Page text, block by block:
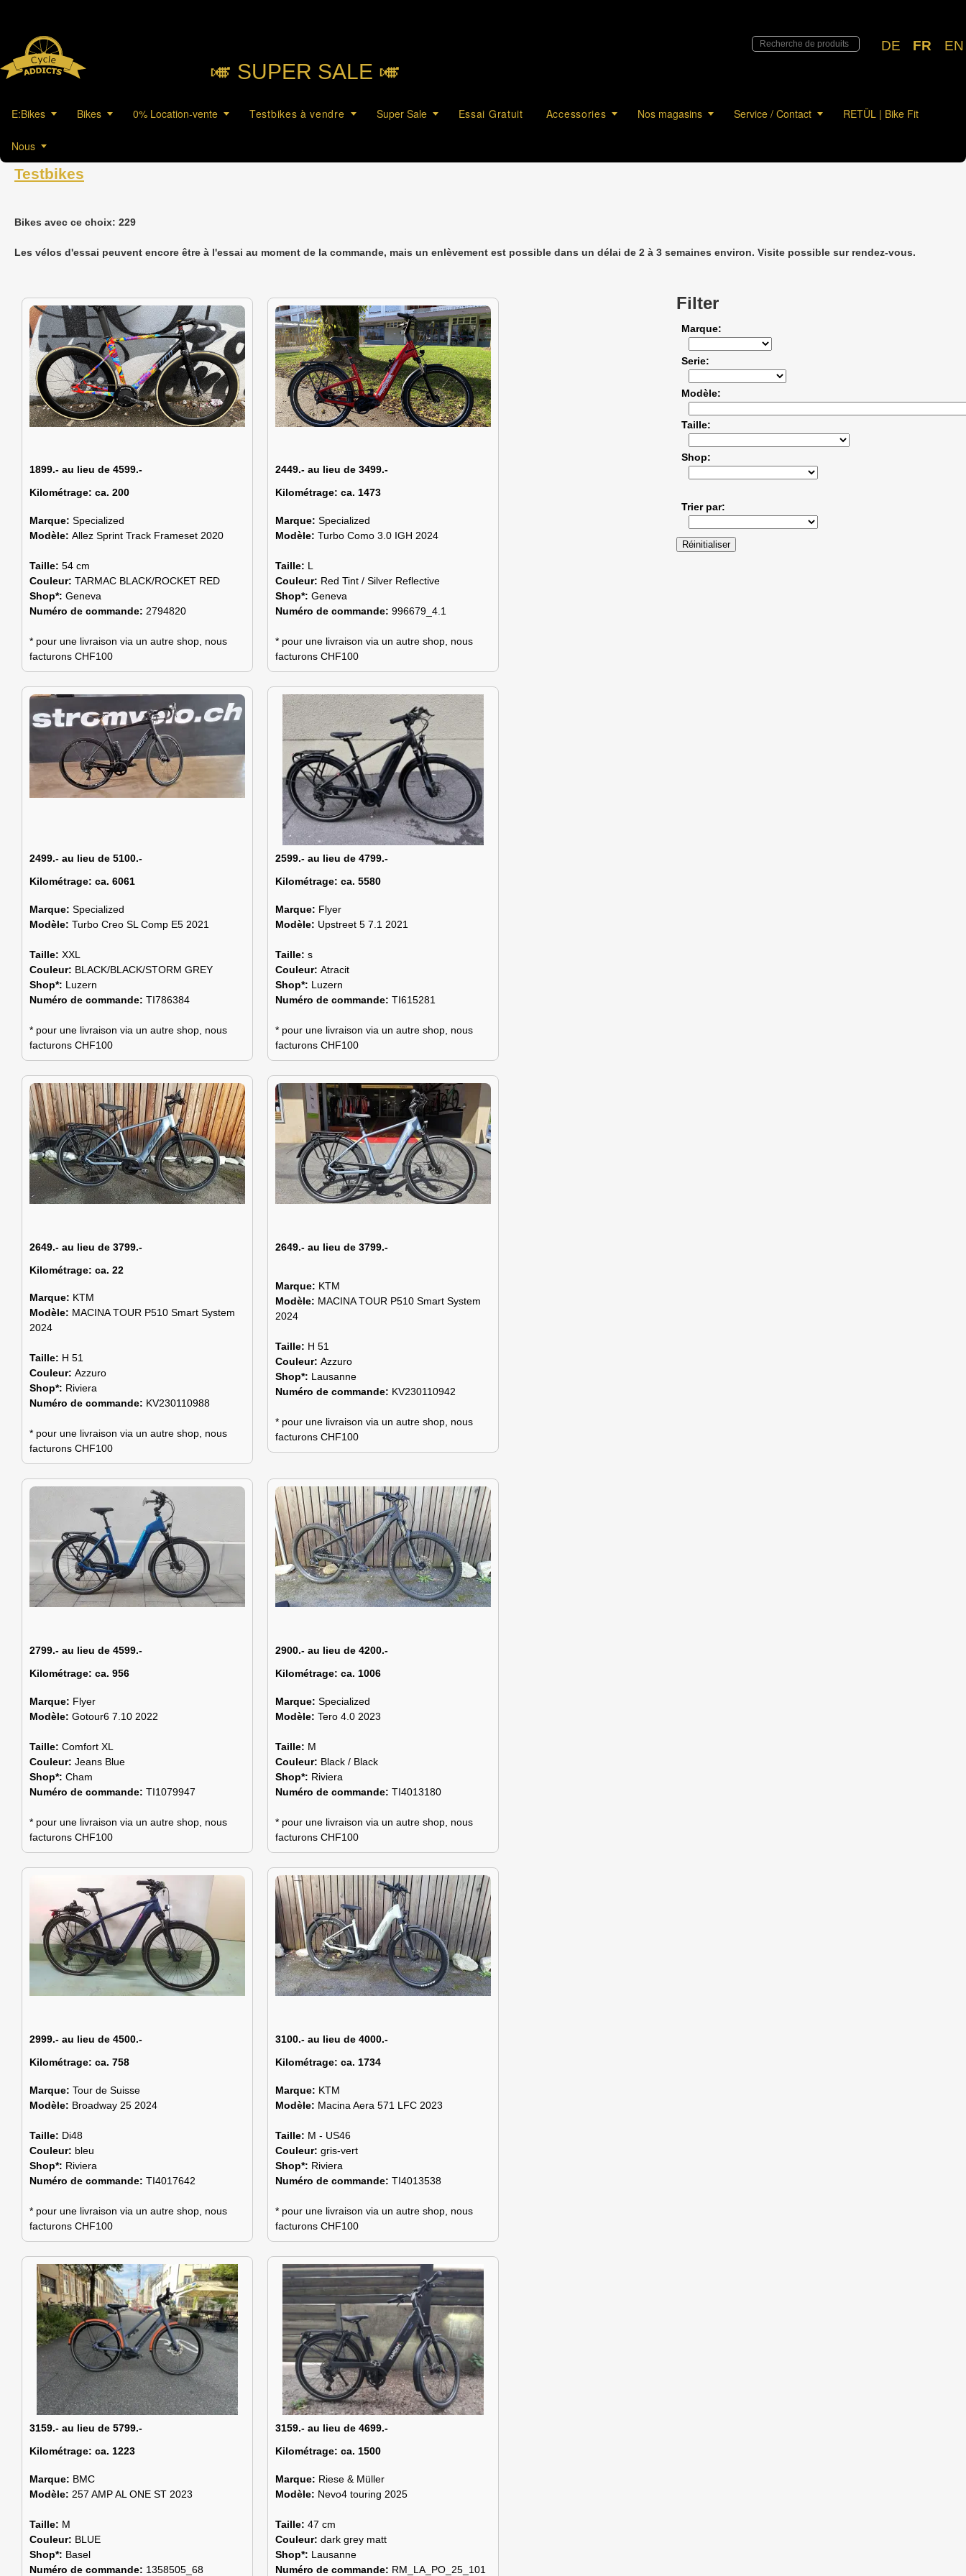
DE FR EN
🎺︎ SUPER SALE 🎺︎
E:Bikes Bikes 0% Location-vente Testbikes à vendre Super Sale Essai Gratuit Accessories Nos magasins Service / Contact RETÜL | Bike Fit
Nous
Testbikes
Bikes avec ce choix: 229
Les vélos d'essai peuvent encore être à l'essai au moment de la commande, mais un enlèvement est possible dans un délai de 2 à 3 semaines environ. Visite possible sur rendez-vous.
1899.- au lieu de 4599.-
Kilométrage: ca. 200
Marque: Specialized
Modèle: Allez Sprint Track Frameset 2020
Taille: 54 cm
Couleur: TARMAC BLACK/ROCKET RED
Shop*: Geneva
Numéro de commande: 2794820
* pour une livraison via un autre shop, nous
facturons CHF100
2449.- au lieu de 3499.-
Kilométrage: ca. 1473
Marque: Specialized
Modèle: Turbo Como 3.0 IGH 2024
Taille: L
Couleur: Red Tint / Silver Reflective
Shop*: Geneva
Numéro de commande: 996679_4.1
* pour une livraison via un autre shop, nous
facturons CHF100
2499.- au lieu de 5100.-
Kilométrage: ca. 6061
Marque: Specialized
Modèle: Turbo Creo SL Comp E5 2021
Taille: XXL
Couleur: BLACK/BLACK/STORM GREY
Shop*: Luzern
Numéro de commande: TI786384
* pour une livraison via un autre shop, nous
facturons CHF100
2599.- au lieu de 4799.-
Kilométrage: ca. 5580
Marque: Flyer
Modèle: Upstreet 5 7.1 2021
Taille: s
Couleur: Atracit
Shop*: Luzern
Numéro de commande: TI615281
* pour une livraison via un autre shop, nous
facturons CHF100
2649.- au lieu de 3799.-
Kilométrage: ca. 22
Marque: KTM
Modèle: MACINA TOUR P510 Smart System
2024
Taille: H 51
Couleur: Azzuro
Shop*: Riviera
Numéro de commande: KV230110988
* pour une livraison via un autre shop, nous
facturons CHF100
2649.- au lieu de 3799.-
Marque: KTM
Modèle: MACINA TOUR P510 Smart System
2024
Taille: H 51
Couleur: Azzuro
Shop*: Lausanne
Numéro de commande: KV230110942
* pour une livraison via un autre shop, nous
facturons CHF100
2799.- au lieu de 4599.-
Kilométrage: ca. 956
Marque: Flyer
Modèle: Gotour6 7.10 2022
Taille: Comfort XL
Couleur: Jeans Blue
Shop*: Cham
Numéro de commande: TI1079947
* pour une livraison via un autre shop, nous
facturons CHF100
2900.- au lieu de 4200.-
Kilométrage: ca. 1006
Marque: Specialized
Modèle: Tero 4.0 2023
Taille: M
Couleur: Black / Black
Shop*: Riviera
Numéro de commande: TI4013180
* pour une livraison via un autre shop, nous
facturons CHF100
2999.- au lieu de 4500.-
Kilométrage: ca. 758
Marque: Tour de Suisse
Modèle: Broadway 25 2024
Taille: Di48
Couleur: bleu
Shop*: Riviera
Numéro de commande: TI4017642
* pour une livraison via un autre shop, nous
facturons CHF100
3100.- au lieu de 4000.-
Kilométrage: ca. 1734
Marque: KTM
Modèle: Macina Aera 571 LFC 2023
Taille: M - US46
Couleur: gris-vert
Shop*: Riviera
Numéro de commande: TI4013538
* pour une livraison via un autre shop, nous
facturons CHF100
3159.- au lieu de 5799.-
Kilométrage: ca. 1223
Marque: BMC
Modèle: 257 AMP AL ONE ST 2023
Taille: M
Couleur: BLUE
Shop*: Basel
Numéro de commande: 1358505_68
3159.- au lieu de 4699.-
Kilométrage: ca. 1500
Marque: Riese & Müller
Modèle: Nevo4 touring 2025
Taille: 47 cm
Couleur: dark grey matt
Shop*: Lausanne
Numéro de commande: RM_LA_PO_25_101
Filter
Marque
Serie
Modèle
Taille
Shop
Trier par